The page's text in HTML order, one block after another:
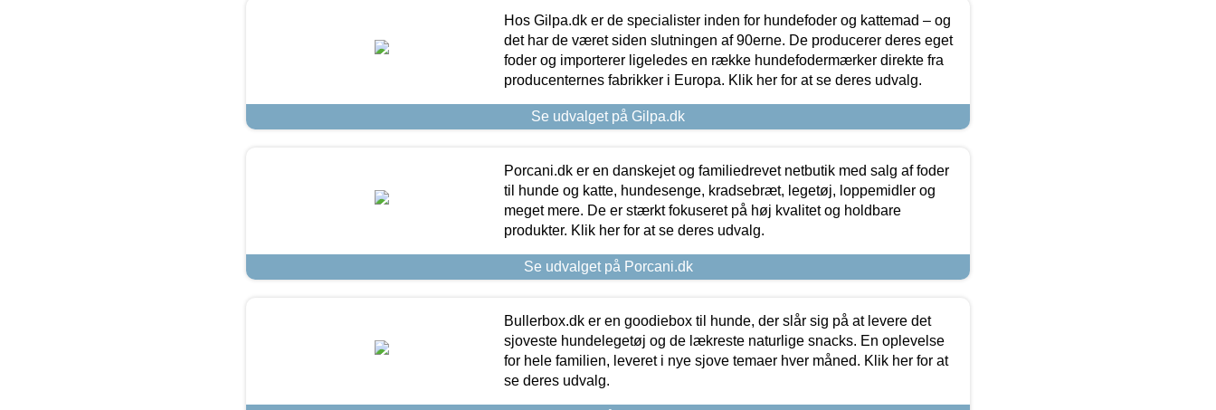
Hos Gilpa.dk er de specialister inden for hundefoder og kattemad – og
det har de været siden slutningen af 90erne. De producerer deres eget
foder og importerer ligeledes en række hundefodermærker direkte fra
producenternes fabrikker i Europa. Klik her for at se deres udvalg.
Se udvalget på Gilpa.dk
Porcani.dk er en danskejet og familiedrevet netbutik med salg af foder
til hunde og katte, hundesenge, kradsebræt, legetøj, loppemidler og
meget mere. De er stærkt fokuseret på høj kvalitet og holdbare
produkter. Klik her for at se deres udvalg.
Se udvalget på Porcani.dk
Bullerbox.dk er en goodiebox til hunde, der slår sig på at levere det
sjoveste hundelegetøj og de lækreste naturlige snacks. En oplevelse
for hele familien, leveret i nye sjove temaer hver måned. Klik her for at
se deres udvalg.